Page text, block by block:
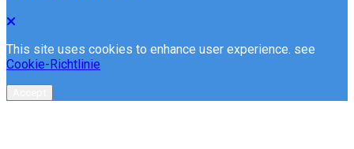
This site uses cookies to enhance user experience. see
Cookie-Richtlinie